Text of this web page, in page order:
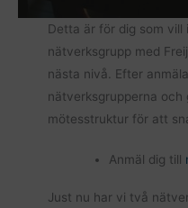
Detta är för dig som vill
nätverksgrupp med
nästa nivå. Efter
nätverksgrupperna och
mötesstruktur för att
Anmäl dig till
Just nu har vi två